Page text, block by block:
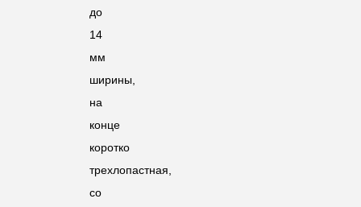
до
14
мм
ширины,
на
конце
коротко
трехлопастная,
со